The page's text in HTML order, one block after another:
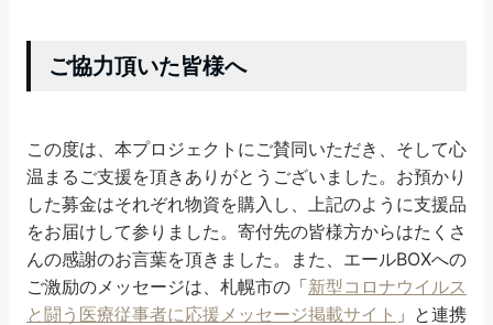
ご協力頂いた皆様へ
この度は、本プロジェクトにご賛同いただき、そして心
温まるご支援を頂きありがとうございました。お預かり
した募金はそれぞれ物資を購入し、上記のように支援品
をお届けして参りました。寄付先の皆様方からはたくさ
んの感謝のお言葉を頂きました。また、エールBOXへの
ご激励のメッセージは、札幌市の「新型コロナウイルス
と闘う医療従事者に応援メッセージ掲載サイト 」と連携